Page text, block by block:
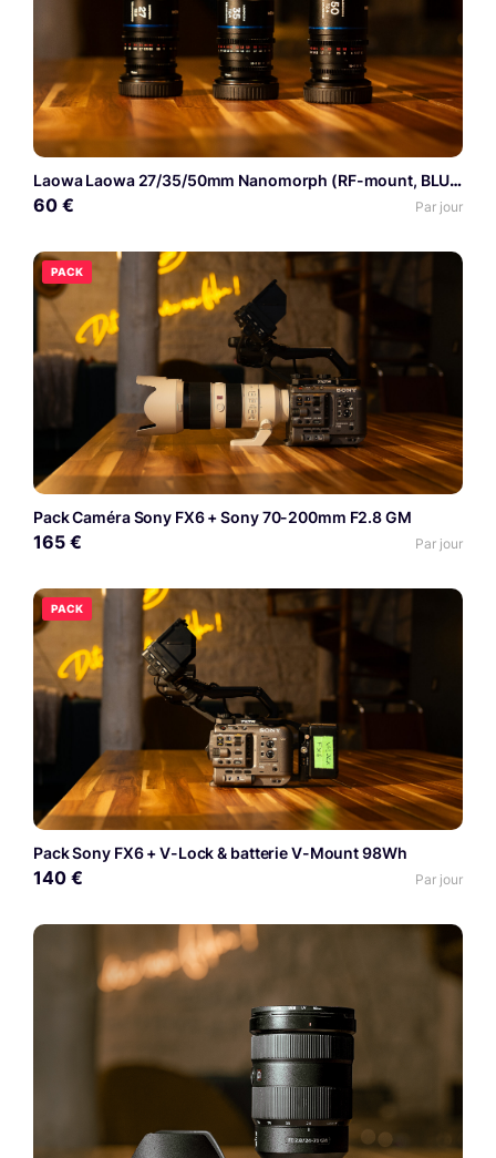
Laowa Laowa 27/35/50mm Nanomorph (RF-mount, BLUE)
60 € Par jour
PACK
Pack Caméra Sony FX6 + Sony 70-200mm F2.8 GM
165 € Par jour
PACK
Pack Sony FX6 + V-Lock & batterie V-Mount 98Wh
140 € Par jour